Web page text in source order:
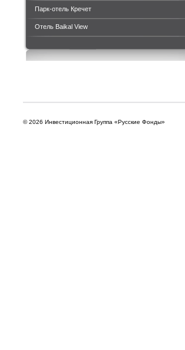
Парк-отель Кречет
Отель Baikal View
© 2026 Инвестиционная Группа «Русские Фонды»